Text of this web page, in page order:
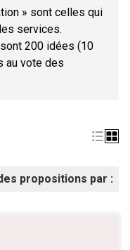
» sont celles qui
services.
200 idées (10
au vote des
propositions par :